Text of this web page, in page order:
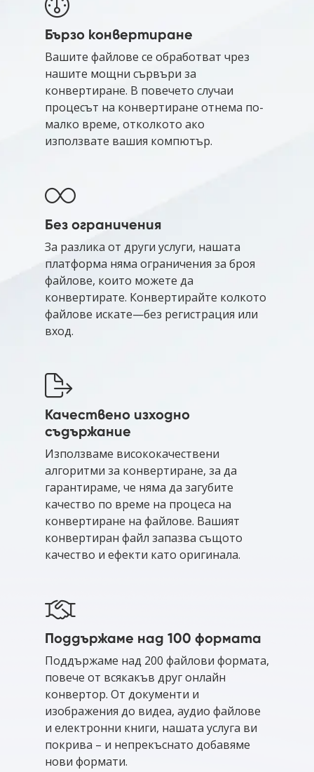
Бързо конвертиране
Вашите файлове се обработват чрез
нашите мощни сървъри за
конвертиране. В повечето случаи
процесът на конвертиране отнема по-
малко време, отколкото ако
използвате вашия компютър.
Без ограничения
За разлика от други услуги, нашата
платформа няма ограничения за броя
файлове, които можете да
конвертирате. Конвертирайте колкото
файлове искате—без регистрация или
вход.
Качествено изходно
съдържание
Използваме висококачествени
алгоритми за конвертиране, за да
гарантираме, че няма да загубите
качество по време на процеса на
конвертиране на файлове. Вашият
конвертиран файл запазва същото
качество и ефекти като оригинала.
Поддържаме над 100 формата
Поддържаме над 200 файлови формата,
повече от всякакъв друг онлайн
конвертор. От документи и
изображения до видеа, аудио файлове
и електронни книги, нашата услуга ви
покрива – и непрекъснато добавяме
нови формати.